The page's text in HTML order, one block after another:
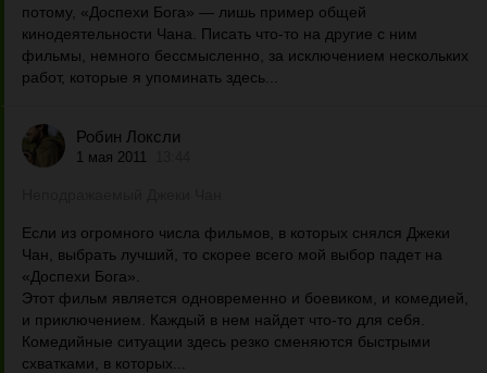
потому, «Доспехи Бога» — лишь пример общей
кинодеятельности Чана. Писать что-то на другие с ним
фильмы, немного бессмысленно, за исключением нескольких
работ, которые я упоминать здесь...
Робин Локсли
1 мая 2011
Если из огромного числа фильмов, в которых снялся Джеки
Чан, выбрать лучший, то скорее всего мой выбор падет на
«Доспехи Бога».
Этот фильм является одновременно и боевиком, и комедией,
и приключением. Каждый в нем найдет что-то для себя.
Комедийные ситуации здесь резко сменяются быстрыми
схватками, в которых...